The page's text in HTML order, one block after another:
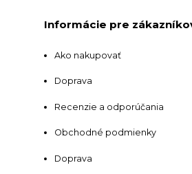
Informácie pre
Ako nakupovať
Doprava
Recenzie a odporúčania
Obchodné podmienky
Doprava